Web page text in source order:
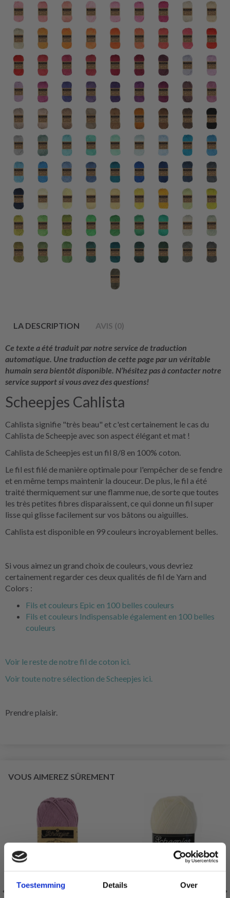
Toestemming Details Over
LA DESCRIPTION AVIS (0)
Ce texte a été traduit par notre service de traduction
automatique. Une traduction de cette page par un véritable
humain sera bientôt disponible. N’hésitez pas à contacter notre
service support si vous avez des questions!
Scheepjes Cahlista
Cahlista signifie "très beau" et c'est certainement le cas du
Cahlista de Scheepje avec son aspect élégant et mat !
Cahlista de Scheepjes est un fil 8/8 en 100% coton.
Le fil est filé de manière optimale pour l'empêcher de se fendre
et en même temps maintenir la douceur. De plus, le fil a été
traité thermiquement sur une flamme nue, de sorte que toutes
les très petites fibres disparaissent, ce qui donne un fil super
lisse qui glisse facilement sur vos bâtons ou aiguilles.
Cahlista est disponible en 99 couleurs incroyablement belles.
Si vous aimez un grand choix de couleurs, vous devriez
certainement regarder ces deux qualités de fil de Yarn and
Colors :
Fils et couleurs Epic en 100 belles couleurs
Fils et couleurs Indispensable également en 100 belles
couleurs
Voir le reste de notre fil de coton ici.
Voir toute notre sélection de Scheepjes ici.
Prendre plaisir.
VOUS AIMEREZ SÛREMENT